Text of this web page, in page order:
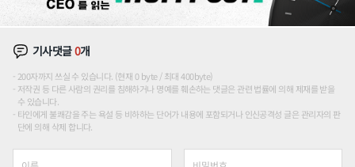
기사댓글0개
200자까지 쓰실 수 있습니다. (현재 0 byte / 최대 400byte)
저작권 등 다른 사람의 권리를 침해하거나 명예를 훼손하는 댓글은 관련 법률에 의해 제재를 받을
수 있습니다.
타인에게 불쾌감을 주는 욕설 등 비하하는 단어가 내용에 포함되거나 인신공격성 글은 관리자의 판
단에 의해 삭제 합니다.